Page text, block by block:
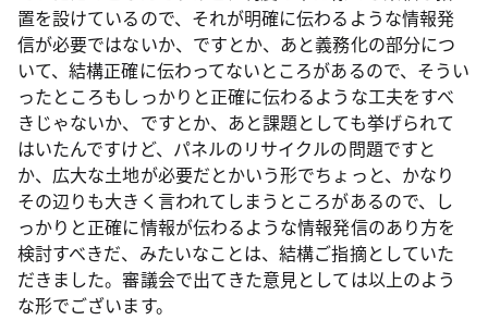
置を設けているので、それが明確に伝わるような情報発
信が必要ではないか、ですとか、あと義務化の部分につ
いて、結構正確に伝わってないところがあるので、そうい
ったところもしっかりと正確に伝わるような工夫をすべ
きじゃないか、ですとか、あと課題としても挙げられて
はいたんですけど、パネルのリサイクルの問題ですと
か、広大な土地が必要だとかいう形でちょっと、かなり
その辺りも大きく言われてしまうところがあるので、し
っかりと正確に情報が伝わるような情報発信のあり方を
検討すべきだ、みたいなことは、結構ご指摘としていた
だきました。審議会で出てきた意見としては以上のよう
な形でございます。